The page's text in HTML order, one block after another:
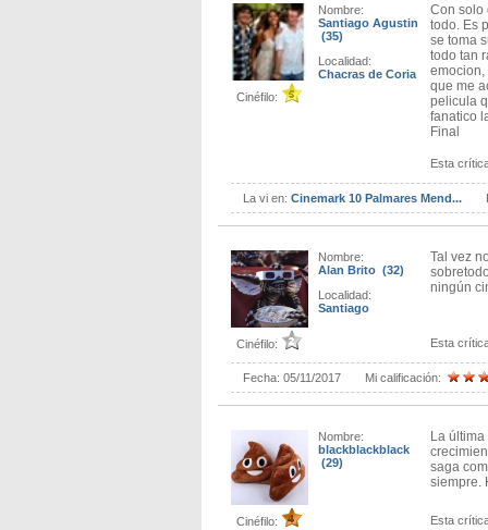
Cinéfilo:
Nombre:
Santiago Agustin
(35)
Localidad:
Chacras de Coria
Con solo
todo. Es
se toma
todo tan
emocion,
que me
pelicula
fanatico
Final
Esta
La vi en:Cinemark 10 Palmares Mend...
Cinéfilo:
Nombre:
Alan Brito (32)
Localidad:
Santiago
Tal vez
ningún
Esta
Fecha:05/11/2017 Mi calificación:
Cinéfilo:
Nombre:
blackblackblack
(29)
La
saga
siempre.
Esta